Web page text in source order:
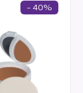
- 40%